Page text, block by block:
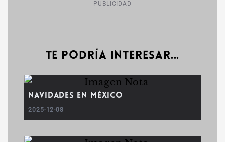
PUBLICIDAD
Te podría interesar...
Navidades en México
2025-12-08